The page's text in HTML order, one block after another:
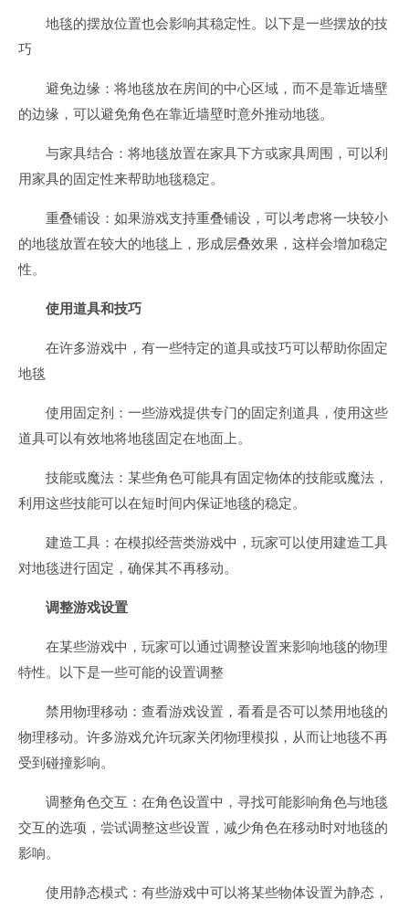
地毯的摆放位置也会影响其稳定性。以下是一些摆放的技
巧
避免边缘：将地毯放在房间的中心区域，而不是靠近墙壁
的边缘，可以避免角色在靠近墙壁时意外推动地毯。
与家具结合：将地毯放置在家具下方或家具周围，可以利
用家具的固定性来帮助地毯稳定。
重叠铺设：如果游戏支持重叠铺设，可以考虑将一块较小
的地毯放置在较大的地毯上，形成层叠效果，这样会增加稳定
性。
使用道具和技巧
在许多游戏中，有一些特定的道具或技巧可以帮助你固定
地毯
使用固定剂：一些游戏提供专门的固定剂道具，使用这些
道具可以有效地将地毯固定在地面上。
技能或魔法：某些角色可能具有固定物体的技能或魔法，
利用这些技能可以在短时间内保证地毯的稳定。
建造工具：在模拟经营类游戏中，玩家可以使用建造工具
对地毯进行固定，确保其不再移动。
调整游戏设置
在某些游戏中，玩家可以通过调整设置来影响地毯的物理
特性。以下是一些可能的设置调整
禁用物理移动：查看游戏设置，看看是否可以禁用地毯的
物理移动。许多游戏允许玩家关闭物理模拟，从而让地毯不再
受到碰撞影响。
调整角色交互：在角色设置中，寻找可能影响角色与地毯
交互的选项，尝试调整这些设置，减少角色在移动时对地毯的
影响。
使用静态模式：有些游戏中可以将某些物体设置为静态，